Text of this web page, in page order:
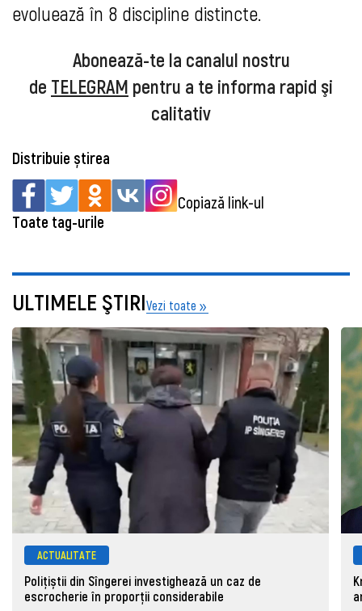
evoluează în 8 discipline distincte.
Abonează-te la canalul nostru
de TELEGRAM pentru a te informa rapid şi
calitativ
Distribuie știrea
Copiază link-ul
Toate tag-urile
ULTIMELE ŞTIRIVezi toate
ACTUALITATE
Polițiștii din Sîngerei investighează un caz de
escrocherie în proporții considerabile